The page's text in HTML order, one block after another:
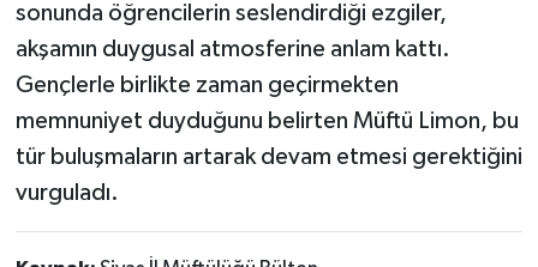
sonunda öğrencilerin seslendirdiği ezgiler,
akşamın duygusal atmosferine anlam kattı.
Gençlerle birlikte zaman geçirmekten
memnuniyet duyduğunu belirten Müftü Limon, bu
tür buluşmaların artarak devam etmesi gerektiğini
vurguladı.